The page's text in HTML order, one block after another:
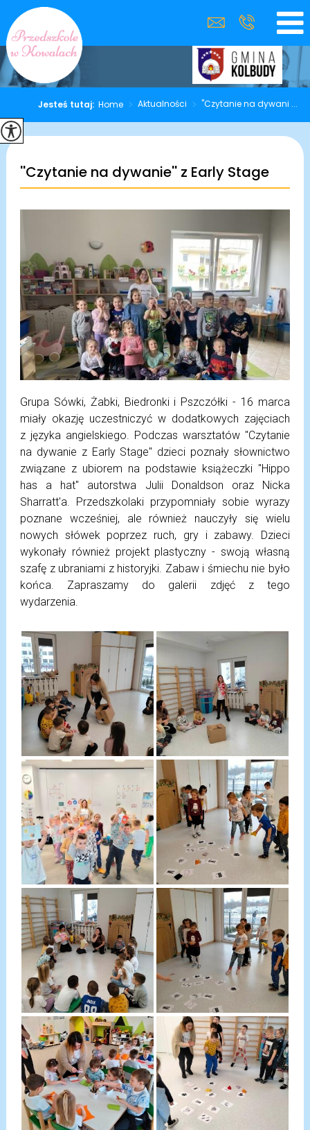
Jesteś tutaj:Home > Aktualności > ''Czytanie na dywani ...
''Czytanie na dywanie'' z Early Stage
Grupa Sówki, Żabki, Biedronki i Pszczółki - 16 marca
miały okazję uczestniczyć w dodatkowych zajęciach
z języka angielskiego. Podczas warsztatów "Czytanie
na dywanie z Early Stage" dzieci poznały słownictwo
związane z ubiorem na podstawie książeczki "Hippo
has a hat" autorstwa Julii Donaldson oraz Nicka
Sharratt'a. Przedszkolaki przypomniały sobie wyrazy
poznane wcześniej, ale również nauczyły się wielu
nowych słówek poprzez ruch, gry i zabawy. Dzieci
wykonały również projekt plastyczny - swoją własną
szafę z ubraniami z historyjki. Zabaw i śmiechu nie było
końca. Zapraszamy do galerii zdjęć z tego
wydarzenia.